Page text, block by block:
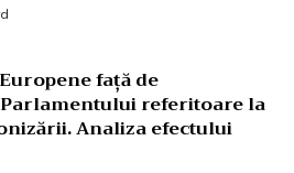
față de
referitoare la
Analiza efectului